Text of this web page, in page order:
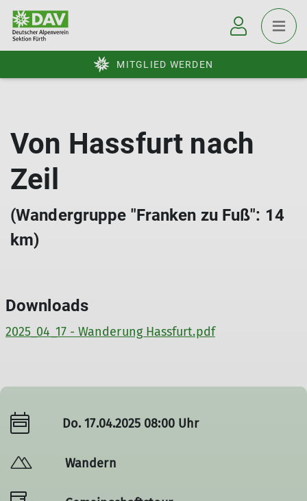
MITGLIED WERDEN
Von Hassfurt nach
Zeil
(Wandergruppe "Franken zu Fuß": 14
km)
Downloads
2025_04_17 - Wanderung Hassfurt.pdf
Do. 17.04.2025 08:00 Uhr
Wandern